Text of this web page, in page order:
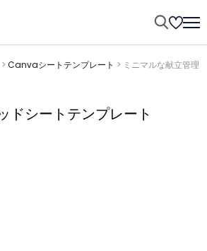
> Canvaシートテンプレート > ミニマルな献立管理
ドシートテンプレート